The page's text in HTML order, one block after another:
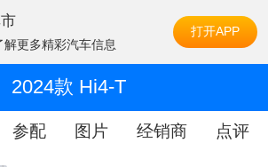
解更多精彩汽车信息
打开APP
2024款 Hi4-T
参配 图片 经销商 点评